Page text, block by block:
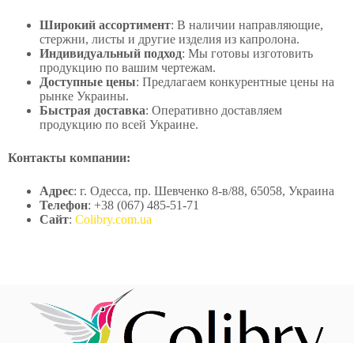
Широкий ассортимент: В наличии направляющие,
стержни, листы и другие изделия из капролона.
Индивидуальный подход: Мы готовы изготовить
продукцию по вашим чертежам.
Доступные цены: Предлагаем конкурентные цены на
рынке Украины.
Быстрая доставка: Оперативно доставляем
продукцию по всей Украине.
Контакты компании:
Адрес: г. Одесса, пр. Шевченко 8-в/88, 65058, Украина
Телефон: +38 (067) 485-51-71
Сайт: Colibry.com.ua